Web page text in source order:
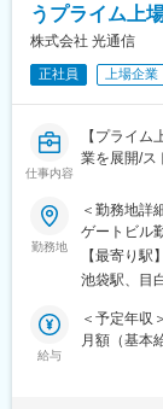
とがミッシ
クを共有し
ともに、次
■（3） 主
・M&A案件
グまで）
・経営層・
整
・買収後の
・PMI（
理
うプライム上
株式会社 光通信
正社員 上場企業
仕事内容
【プライ
業を展開/ス
国内有数
ジションで
ペレーショ
■業務内容：
規模感とス
たします。
勤務地
＜勤務地詳
ゲートビル
面禁煙変更
【最寄り駅】
池袋駅、目
給与
＜予定年収
月額（基本